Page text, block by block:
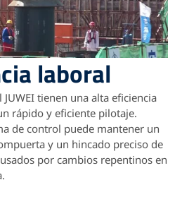
laboral
tienen una alta eficiencia
rápido y eficiente pilotaje.
de control puede mantener un
y un hincado preciso de
por cambios repentinos en